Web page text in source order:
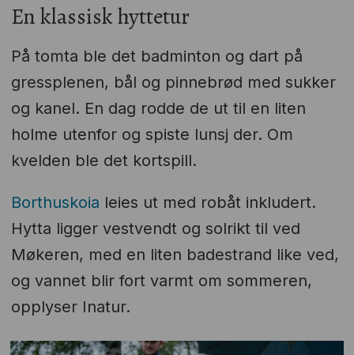
En klassisk hyttetur
På tomta ble det badminton og dart på
gressplenen, bål og pinnebrød med sukker
og kanel. En dag rodde de ut til en liten
holme utenfor og spiste lunsj der. Om
kvelden ble det kortspill.
Borthuskoia leies ut med robåt inkludert.
Hytta ligger vestvendt og solrikt til ved
Møkeren, med en liten badestrand like ved,
og vannet blir fort varmt om sommeren,
opplyser Inatur.